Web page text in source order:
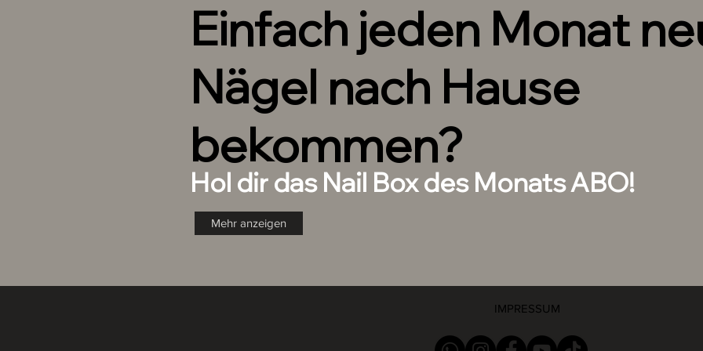
separat im Shop erhältlich sind.
Einfach jeden Monat
Nägel nach Hause
bekommen?
Hol dir das Nail Box des Monats ABO!
Mehr anzeigen
IMPRESSUM